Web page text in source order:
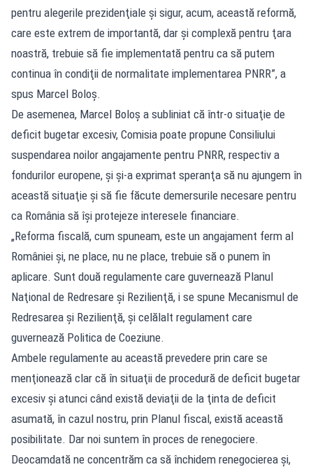
pentru alegerile prezidenţiale şi sigur, acum, această reformă,
care este extrem de importantă, dar şi complexă pentru ţara
noastră, trebuie să fie implementată pentru ca să putem
continua în condiţii de normalitate implementarea PNRR”, a
spus Marcel Boloş.
De asemenea, Marcel Boloș a subliniat că într-o situaţie de
deficit bugetar excesiv, Comisia poate propune Consiliului
suspendarea noilor angajamente pentru PNRR, respectiv a
fondurilor europene, şi şi-a exprimat speranţa să nu ajungem în
această situaţie şi să fie făcute demersurile necesare pentru
ca România să îşi protejeze interesele financiare.
„Reforma fiscală, cum spuneam, este un angajament ferm al
României şi, ne place, nu ne place, trebuie să o punem în
aplicare. Sunt două regulamente care guvernează Planul
Naţional de Redresare şi Rezilienţă, i se spune Mecanismul de
Redresarea şi Rezilienţă, şi celălalt regulament care
guvernează Politica de Coeziune.
Ambele regulamente au această prevedere prin care se
menţionează clar că în situaţii de procedură de deficit bugetar
excesiv şi atunci când există deviaţii de la ţinta de deficit
asumată, în cazul nostru, prin Planul fiscal, există această
posibilitate. Dar noi suntem în proces de renegociere.
Deocamdată ne concentrăm ca să închidem renegocierea şi,